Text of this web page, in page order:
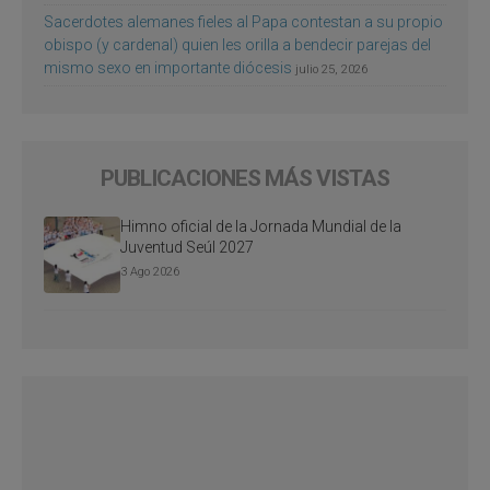
Sacerdotes alemanes fieles al Papa contestan a su propio
obispo (y cardenal) quien les orilla a bendecir parejas del
mismo sexo en importante diócesis julio 25, 2026
PUBLICACIONES MÁS VISTAS
Himno oficial de la Jornada Mundial de la
Juventud Seúl 2027
3 Ago 2026